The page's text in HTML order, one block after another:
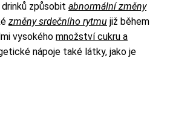
způsobit abnormální změny
změny srdečního rytmu již během
vysokého množství cukru a
nápoje také látky, jako je